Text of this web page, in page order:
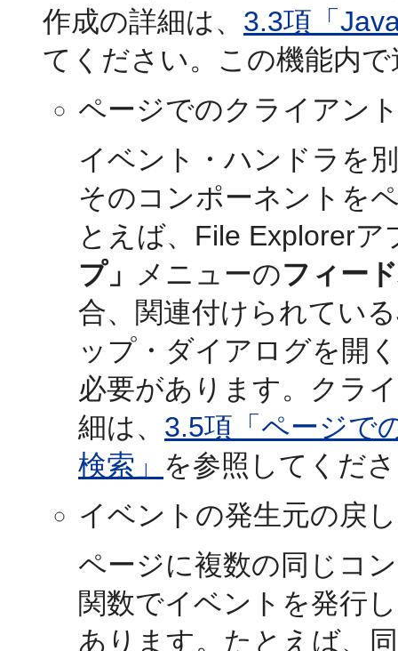
作成の詳細は、 3.3項「
てください。この機能内
ページでのクライアン
イベント・ハンドラを
そのコンポーネントを
とえば、File Explorer
プ」
メニューのフィー
合、関連付けられてい
ップ・ダイアログを開
必要があります。クラ
細は、 3.5項「ページで
検索」 を参照してくだ
イベントの発生元の戻し
ページに複数の同じコ
関数でイベントを発行
あります。たとえば、